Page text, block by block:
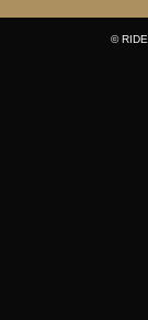
©